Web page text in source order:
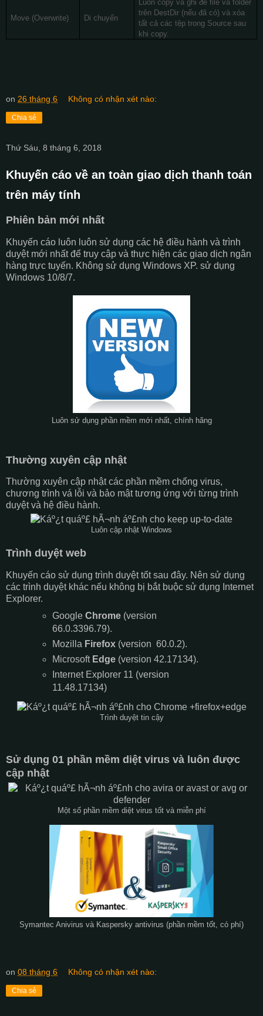
Move (Overwrite) Di chuyển
Luôn copy và ghi đè file và folder
trên DestDir (nếu đã có) và xóa
tất cả các tệp trong Source sau
khi copy.
on 26 tháng 6 Không có nhận xét nào:
Chia sẻ
Thứ Sáu, 8 tháng 6, 2018
Khuyến cáo về an toàn giao dịch thanh toán
trên máy tính
Phiên bản mới nhất
Khuyến cáo luôn luôn sử dụng các hệ điều hành và trình
duyệt mới nhất để truy cập và thực hiện các giao dịch ngân
hàng trực tuyến. Không sử dụng Windows XP. sử dụng
Windows 10/8/7.
Luôn sử dụng phần mềm mới nhất, chính hãng
Thường xuyên cập nhật
Thường xuyên cập nhật các phần mềm chống virus,
chương trình vá lỗi và bảo mật tương ứng với từng trình
duyệt và hệ điều hành.
Luôn cập nhật Windows
Trình duyệt web
Khuyến cáo sử dụng trình duyệt tốt sau đây. Nên sử dụng
các trình duyệt khác nếu không bị bắt buộc sử dụng Internet
Explorer.
GoogleChrome (version
66.0.3396.79).
Mozilla Firefox (version 60.0.2).
Microsoft Edge (version 42.17134).
Internet Explorer 11 (version
11.48.17134)
Trình duyệt tin cậy
Sử dụng 01 phần mềm diệt virus và luôn được
cập nhật
Một số phần mềm diệt virus tốt và miễn phí
Symantec Anivirus và Kaspersky antivirus (phần mềm tốt, có phí)
on 08 tháng 6 Không có nhận xét nào:
Chia sẻ